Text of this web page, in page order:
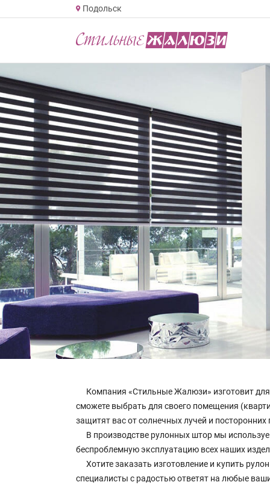
Подольск
Компания «Стильные Жалюзи» изготовит
сможете выбрать для своего помещения
защитят вас от солнечных лучей и посторонних
В производстве рулонных штор мы
беспроблемную эксплуатацию всех наших
Хотите заказать изготовление и купить
специалисты с радостью ответят на любые